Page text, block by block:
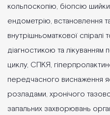
кольпоскопію, біопсію
ендометрію, встановлення
внутрішньоматкової
діагностикою та
циклу, СПКЯ,
передчасного виснаження
розладами, хронічого
запальних захворювань